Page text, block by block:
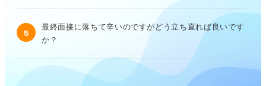
5
最終面接に落ちて辛いのですがどう立ち直れば良いです
か？